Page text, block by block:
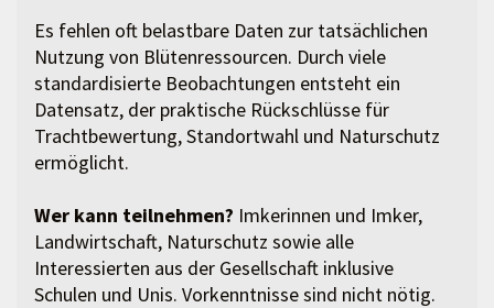
Es fehlen oft belastbare Daten zur tatsächlichen
Nutzung von Blütenressourcen. Durch viele
standardisierte Beobachtungen entsteht ein
Datensatz, der praktische Rückschlüsse für
Trachtbewertung, Standortwahl und Naturschutz
ermöglicht.
Wer kann teilnehmen? Imkerinnen und Imker,
Landwirtschaft, Naturschutz sowie alle
Interessierten aus der Gesellschaft inklusive
Schulen und Unis. Vorkenntnisse sind nicht nötig.